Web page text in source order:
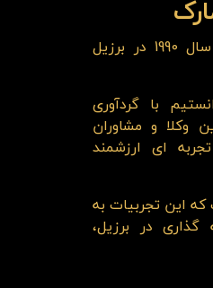
تیم ما فعالیتش را از سال 1990 در برزیل
با گردآوری
وکلا و مشاوران
ای ارزشمند
این تجربیات به
گذاری در برزیل،